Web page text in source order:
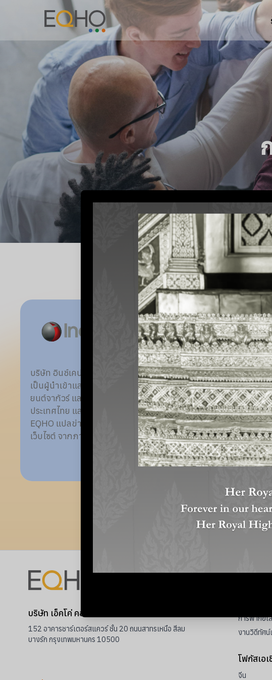
บริษัท อินช์เคป (ประเทศไทย) จำกัด
เป็นผู้นำเข้าและตัวแทนจำหน่ายรถ
ยนต์จากัวร์ แลนด์โรเวอร์ ใน
ประเทศไทย และได้ให้ความไว้วางใจ
EQHO แปลข่าวประชาสัมพันธ์
เว็บไซต์ จากภาษาอังกฤษเป็นภาษา
ไทยและจากภาษาไทยเป็นภาษา
อังกฤษ รวมถึงการสร้างเนื้อหาบน
อ่านเพิ่มเติม
ดุสิตธานีให้ความสำ
สื่อสารแบรนด์กับลูกค้
หลากหลายเพื่ออำนว
ให้กับลูกค้าจากทั่วทุก
EQHO ได้เป็นส่วนหนึ่
สื่อสารแบรนด์ด้วยภา
ภาษาจีน ไทย เยอรมั
รบิก
บริษัท เอ็คโค่ คอมมิวนิเคชั่นส์ จำกัด
152 อาคารชาร์เตอร์สแควร์ ชั้น 20 ถนนสาทรเหนือ สีลม
บางรัก กรุงเทพมหานคร 10500
มัลติมีเดี
การสร้างแ
การพากย์เ
งานวิดีทัศน์
โฟกัสเอ
จีน